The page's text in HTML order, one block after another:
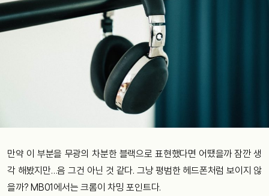
만약 이 부분을 무광의 차분한 블랙으로 표현했다면 어땠을까 잠깐 생
각 해봤지만…음 그건 아닌 것 같다. 그냥 평범한 헤드폰처럼 보이지 않
을까? MB01에서는 크롬이 차밍 포인트다.